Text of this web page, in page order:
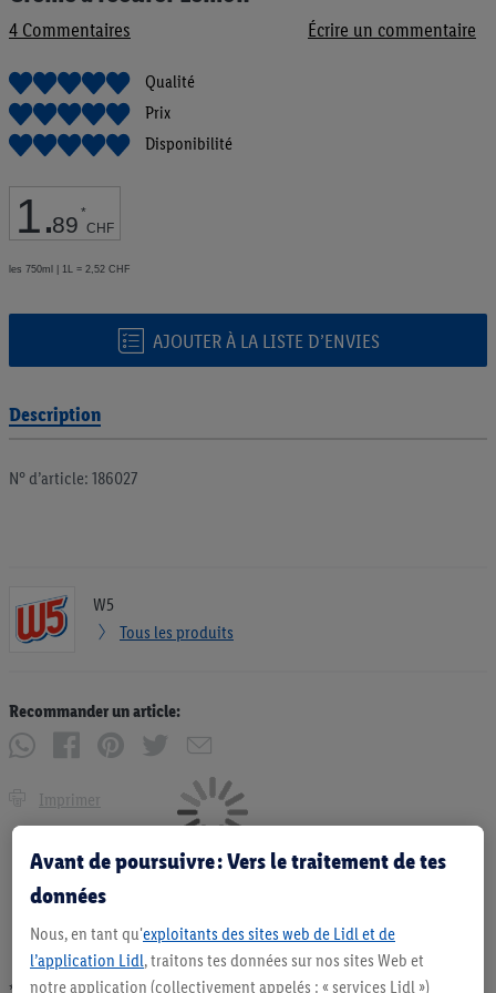
4 Commentaires Écrire un commentaire
Qualité
Prix
Disponibilité
1.89 *
CHF
les 750ml | 1L = 2,52 CHF
AJOUTER À LA LISTE D’ENVIES
la
d’images
Description
N° d’article: 186027
W5
Tous les produits
Recommander un article:
Imprimer
Avant de poursuivre : Vers le traitement de tes
données
Nous, en tant qu'exploitants des sites web de Lidl et de
l’application Lidl, traitons tes données sur nos sites Web et
notre application (collectivement appelés : « services Lidl »)